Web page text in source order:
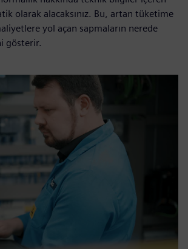
olarak alacaksınız. Bu, artan tüketime
yol açan sapmaların nerede
gösterir.